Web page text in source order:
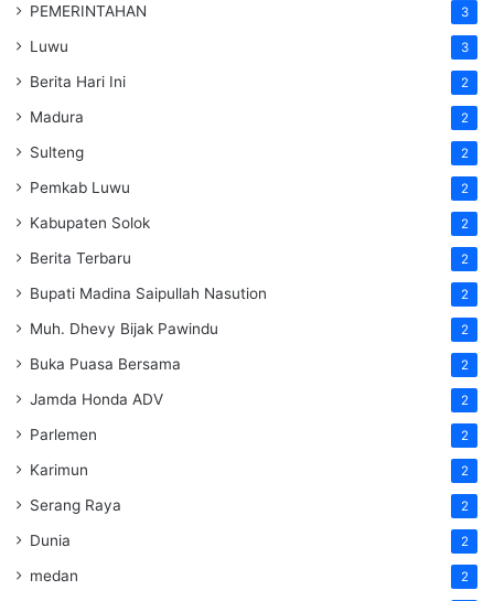
PEMERINTAHAN 3
Luwu 3
Berita Hari Ini 2
Madura 2
Sulteng 2
Pemkab Luwu 2
Kabupaten Solok 2
Berita Terbaru 2
Bupati Madina Saipullah Nasution 2
Muh. Dhevy Bijak Pawindu 2
Buka Puasa Bersama 2
Jamda Honda ADV 2
Parlemen 2
Karimun 2
Serang Raya 2
Dunia 2
medan 2